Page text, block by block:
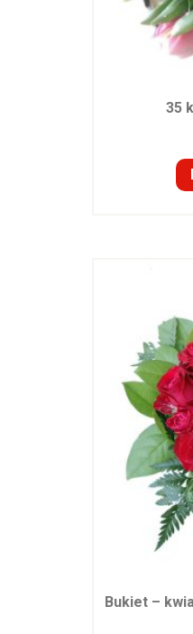
35
Bukiet –